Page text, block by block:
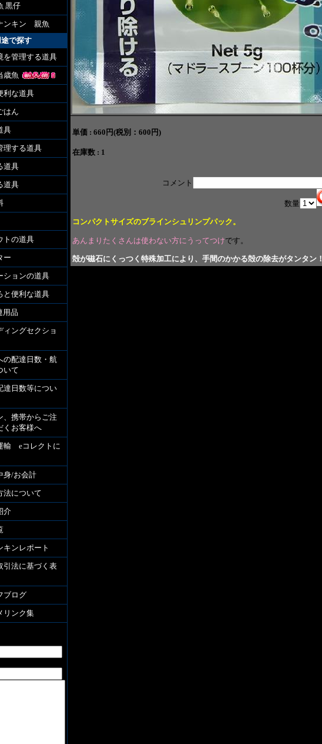
黒仔
ンキン 親魚
途で探す
を管理する道具
歳魚
利な道具
はん
具
理する道具
道具
道具
トの道具
ー
ションの道具
と便利な道具
用品
ィングセクショ
の配達日数・航
いて
達日数等につい
、携帯からご注
くお客様へ
輸 eコレクトに
身/お会計
法について
介
キンレポート
引法に基づく表
ブログ
リンク集
単価 : 660円(税別：600円)
在庫数 : 1
コメント
数量
コンパクトサイズのブラインシュリンプパック。
あんまりたくさんは使わない方にうってつけです。
殻が磁石にくっつく特殊加工により、手間のかかる殻の除去がタンタン！